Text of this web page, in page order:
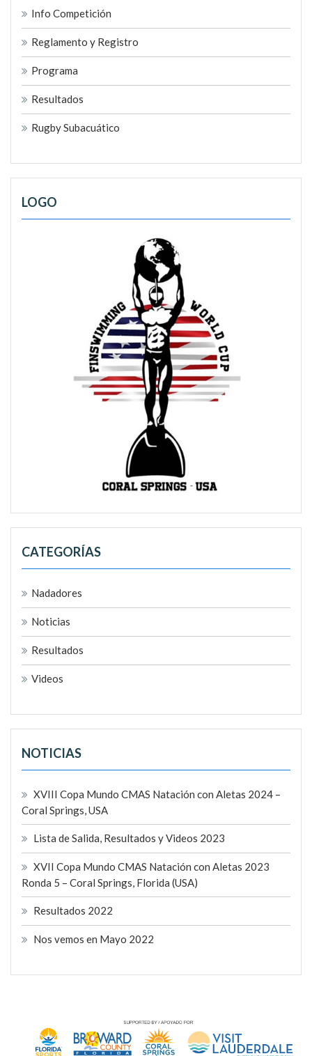
Info Competición
Reglamento y Registro
Programa
Resultados
Rugby Subacuático
LOGO
CATEGORÍAS
Nadadores
Noticias
Resultados
Videos
NOTICIAS
XVIII Copa Mundo CMAS Natación con Aletas 2024 –
Coral Springs, USA
Lista de Salida, Resultados y Videos 2023
XVII Copa Mundo CMAS Natación con Aletas 2023
Ronda 5 – Coral Springs, Florida (USA)
Resultados 2022
Nos vemos en Mayo 2022